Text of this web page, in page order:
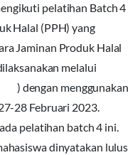
pelatihan Batch 4
Halal (PPH) yang
Jaminan Produk Halal
melalui
) dengan menggunakan
28 Februari 2023.
pelatihan batch 4 ini.
dinyatakan lulus